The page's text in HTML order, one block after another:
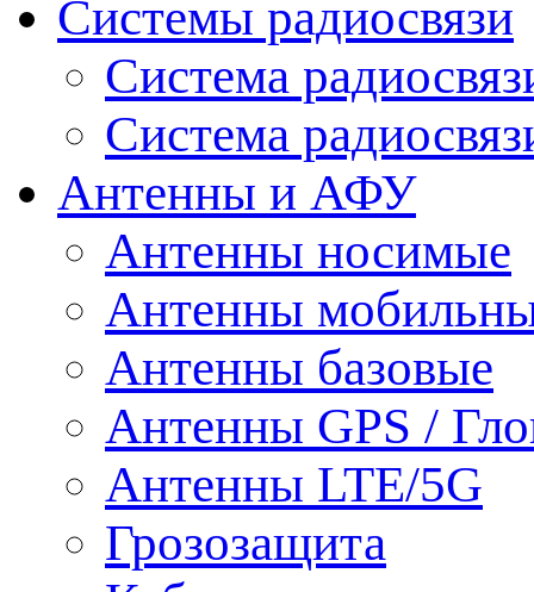
Системы радиосвязи
Система
Система
Антенны и АФУ
Антенны носимые
Антенны
Антенны базовые
Антенны GPS /
Антенны LTE/5G
Грозозащита